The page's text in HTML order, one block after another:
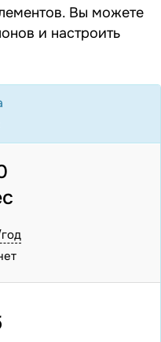
Вы можете
и настроить